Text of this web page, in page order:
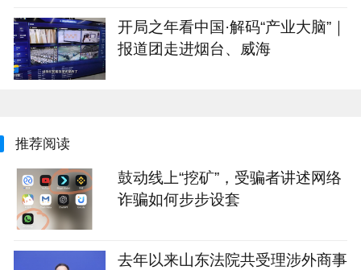
开局之年看中国·解码“产业大脑”｜
报道团走进烟台、威海
推荐阅读
鼓动线上“挖矿”，受骗者讲述网络
诈骗如何步步设套
去年以来山东法院共受理涉外商事